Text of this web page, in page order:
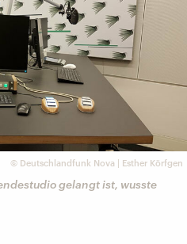
© Deutschlandfunk Nova | Esther Körfgen
gelangt ist, wusste